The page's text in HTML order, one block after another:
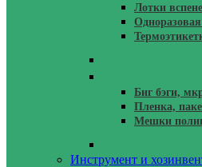
Лотки
Биг бэги,
Пленка,
Мешки
Инструмент и